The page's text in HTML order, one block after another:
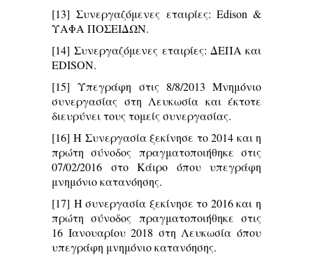
[13] Συνεργαζόμενες εταιρίες: Edison &
ΥΑΦΑ ΠΟΣΕΙΔΩΝ.
[14] Συνεργαζόμενες εταιρίες: ΔΕΠΑ και
EDISON.
[15] Υπεγράφη στις 8/8/2013 Μνημόνιο
συνεργασίας στη Λευκωσία και έκτοτε
διευρύνει τους τομείς συνεργασίας.
[16] Η Συνεργασία ξεκίνησε το 2014 και η
πρώτη σύνοδος πραγματοποιήθηκε στις
07/02/2016 στο Κάιρο όπου υπεγράφη
μνημόνιο κατανόησης.
[17] Η συνεργασία ξεκίνησε το 2016 και η
πρώτη σύνοδος πραγματοποιήθηκε στις
16 Ιανουαρίου 2018 στη Λευκωσία όπου
υπεγράφη μνημόνιο κατανόησης.